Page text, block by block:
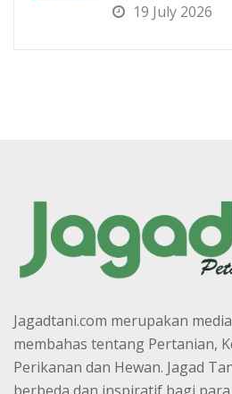
19 July 2026
Jagadtani.com merupakan
membahas tentang Pertanian,
Perikanan dan Hewan. Jagad